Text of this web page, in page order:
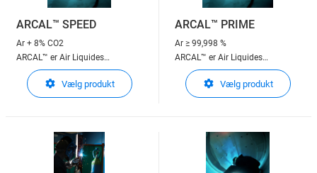
ARCAL™ SPEED
Ar + 8% CO2
ARCAL™ er Air Liquides
beskyttelsesgasser til
lysbuesvejsning
ARCAL™ Speed : Høj
Vælg produkt
ARCAL™ PRIME
Ar ≥ 99,998 %
ARCAL™ er Air Liquides
beskyttelsesgasser til
lysbuesvejsning
ARCAL™ Prime : Den rene
Vælg produkt